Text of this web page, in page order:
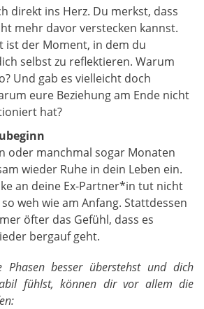
direkt ins Herz. Du merkst, dass
mehr davor verstecken kannst.
ist der Moment, in dem du
selbst zu reflektieren. Warum
Und gab es vielleicht doch
eure Beziehung am Ende nicht
hat?
oder manchmal sogar Monaten
wieder Ruhe in dein Leben ein.
an deine Ex-Partner*in tut nicht
weh wie am Anfang. Stattdessen
öfter das Gefühl, dass es
bergauf geht.
besser überstehst und dich
fühlst, können dir vor allem die